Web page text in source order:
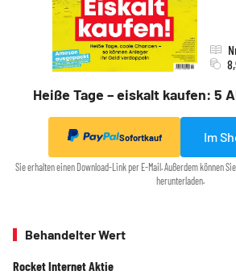
Heiße Tage – eiskalt kaufen: 5
Sofortkauf Im
Sie erhalten einen Download-Link per E-Mail. Außerdem können
herunterladen.
Behandelter Wert
Rocket Internet Aktie